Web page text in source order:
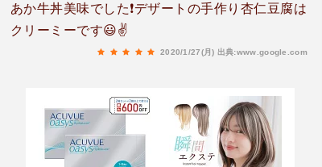
あか牛丼美味でした❗️デザートの手作り杏仁豆腐は
クリーミーです😃✌️
2020/1/27(月) 出典:www.google.com